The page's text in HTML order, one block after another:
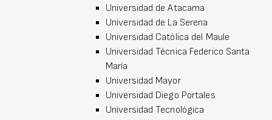
Universidad de Atacama
Universidad de La Serena
Universidad Católica del Maule
Universidad Técnica Federico Santa
María
Universidad Mayor
Universidad Diego Portales
Universidad Tecnológica